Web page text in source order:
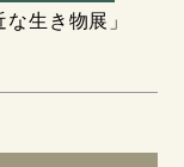
生き物展」